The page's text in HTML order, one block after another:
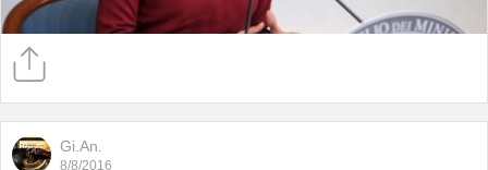
Gi.An.
8/8/2016